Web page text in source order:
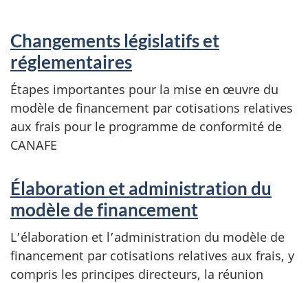
Changements législatifs et
réglementaires
Étapes importantes pour la mise en œuvre du
modèle de financement par cotisations relatives
aux frais pour le programme de conformité de
CANAFE
Élaboration et administration du
modèle de financement
L’élaboration et l’administration du modèle de
financement par cotisations relatives aux frais, y
compris les principes directeurs, la réunion